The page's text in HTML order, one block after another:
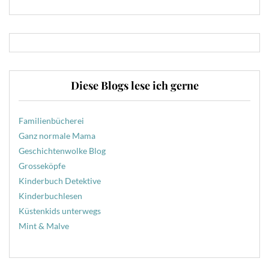
Diese Blogs lese ich gerne
Familienbücherei
Ganz normale Mama
Geschichtenwolke Blog
Grosseköpfe
Kinderbuch Detektive
Kinderbuchlesen
Küstenkids unterwegs
Mint & Malve